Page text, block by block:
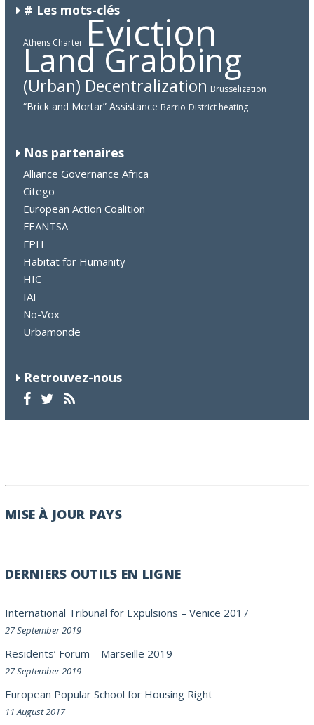
# Les mots-clés
Athens Charter Eviction
Land Grabbing
(Urban) Decentralization Brusselization
“Brick and Mortar” Assistance Barrio District heating
Nos partenaires
Alliance Governance Africa
Citego
European Action Coalition
FEANTSA
FPH
Habitat for Humanity
HIC
IAI
No-Vox
Urbamonde
Retrouvez-nous
MISE À JOUR PAYS
DERNIERS OUTILS EN LIGNE
International Tribunal for Expulsions – Venice 2017
27 September 2019
Residents’ Forum – Marseille 2019
27 September 2019
European Popular School for Housing Right
11 August 2017